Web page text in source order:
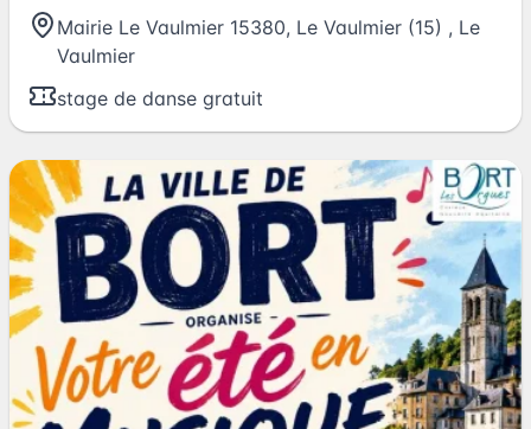
Mairie Le Vaulmier 15380, Le Vaulmier (15) , Le
Vaulmier
stage de danse gratuit